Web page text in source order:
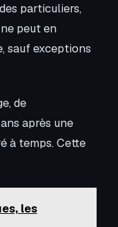
particuliers,
peut en
sauf exceptions
de
après une
à temps. Cette
les